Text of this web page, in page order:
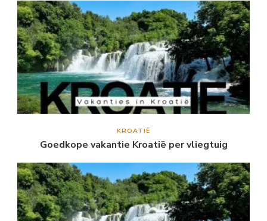
KROATIË
Goedkope vakantie Kroatië per vliegtuig